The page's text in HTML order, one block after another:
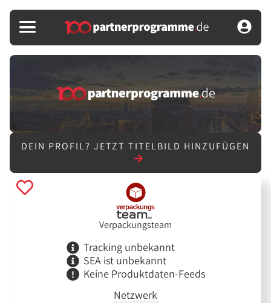
DEIN PROFIL? JETZT TITELBILD HINZUFÜGEN
Verpackungsteam
Tracking unbekannt
SEA ist unbekannt
Keine Produktdaten-Feeds
Netzwerk